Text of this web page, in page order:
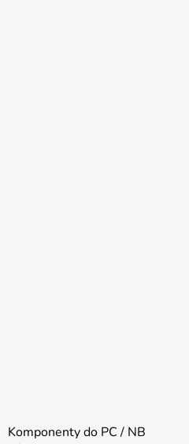
Komponenty do PC / NB